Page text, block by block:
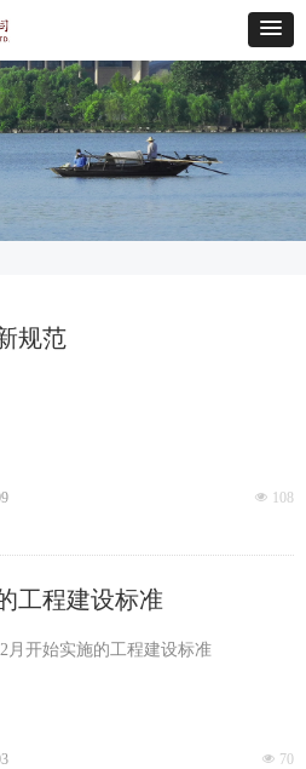
规范
넶 108
工程建设标准
月开始实施的工程建设标准
넶 70